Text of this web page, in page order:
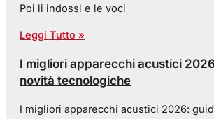
Poi li indossi e le voci
Leggi Tutto »
I migliori apparecchi acustici
novità tecnologiche
I migliori apparecchi acustici 2026: